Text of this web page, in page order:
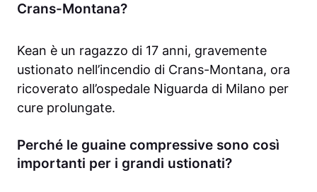
Crans-Montana?
Kean è un ragazzo di 17 anni, gravemente
ustionato nell’incendio di Crans-Montana, ora
ricoverato all’ospedale Niguarda di Milano per
cure prolungate.
Perché le guaine compressive sono così
importanti per i grandi ustionati?